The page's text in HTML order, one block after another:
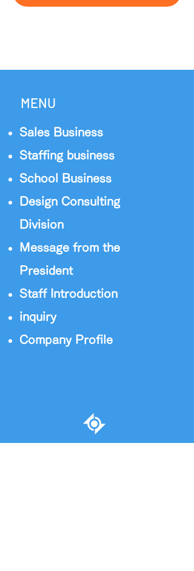
MENU
Sales Business
Staffing business
School Business
Design Consulting
Division
Message from the
President
Staff Introduction
inquiry
Company Profile